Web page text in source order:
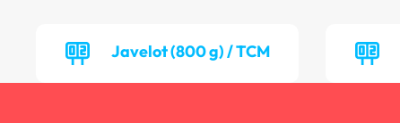
Javelot (800 g) / TCM